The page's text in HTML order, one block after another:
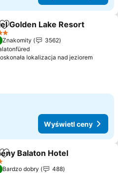
Dodaj do ulubionych
Golden Lake Resort
Znakomity
3562
lokalizacja nad jeziorem
Wyświetl ceny
Dodaj do ulubionych
Balaton Hotel
Bardzo dobry
488